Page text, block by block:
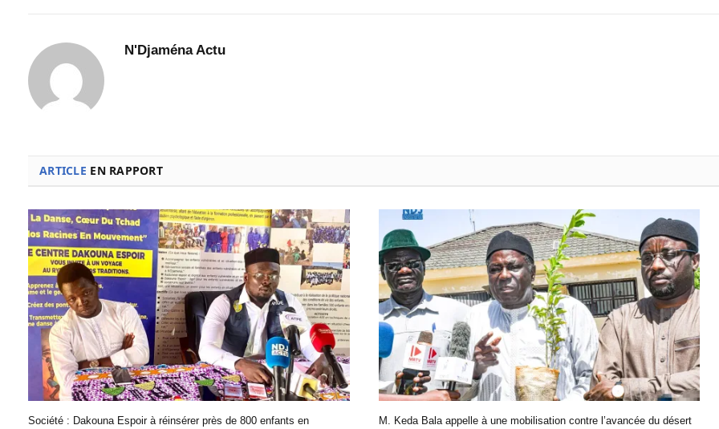
N'Djaména Actu
ARTICLE EN RAPPORT
Société : Dakouna Espoir à réinsérer près de 800 enfants en
M. Keda Bala appelle à une mobilisation contre l’avancée du désert